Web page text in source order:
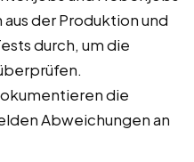
der Produktion und
durch, um die
die
Abweichungen an